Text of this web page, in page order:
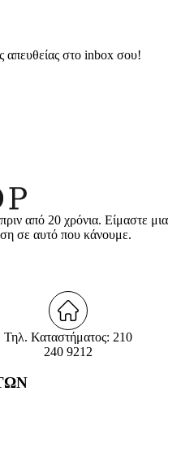
απευθείας στο inbox σου!
από 20 χρόνια. Είμαστε μια
σε αυτό που κάνουμε.
Τηλ. Καταστήματος: 210
240 9212